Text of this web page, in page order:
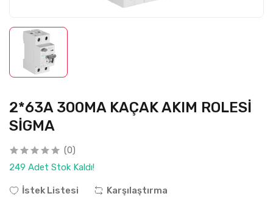
2*63A 300MA KAÇAK AKIM ROLESİ
SİGMA
(0)
249 Adet Stok Kaldı!
İstek Listesi Karşılaştırma